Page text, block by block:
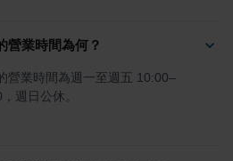
營業時間為何？
營業時間為週一至週五 10:00–
週日公休。